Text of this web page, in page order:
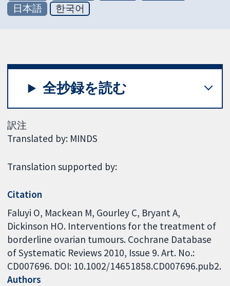
日本語
한국어
全抄録を読む
訳注
Translated by: MINDS
Translation supported by:
Citation
Faluyi O, Mackean M, Gourley C, Bryant A,
Dickinson HO. Interventions for the treatment of
borderline ovarian tumours. Cochrane Database
of Systematic Reviews 2010, Issue 9. Art. No.:
CD007696. DOI: 10.1002/14651858.CD007696.pub2.
Authors